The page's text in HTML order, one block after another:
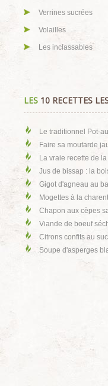
Verrines sucrées
Volailles
Les inclassables
LES 10 RECETTES
Le traditionnel Pot-
Faire sa moutarde
La vraie recette de
Jus de bissap : la
Gigot d'agneau au
Mogettes à la
Chapon aux cèpes
Viande de boeuf
Citrons confits au
Soupe d'asperges